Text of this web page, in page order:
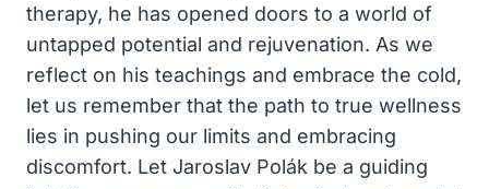
therapy, he has⁣ opened doors to a world of
untapped potential and rejuvenation. As we
reflect on his teachings and embrace the cold,
let ‌us remember ⁣that the path to‌ true wellness
lies in⁤ pushing our ⁤limits⁢ and embracing
discomfort. Let Jaroslav Polák be a⁣ guiding